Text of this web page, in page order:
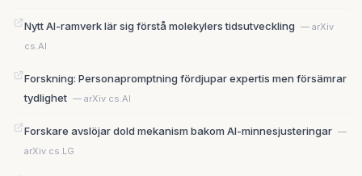
Nytt AI-ramverk lär sig förstå molekylers tidsutveckling — arXiv
cs.AI
Forskning: Personapromptning fördjupar expertis men försämrar
tydlighet — arXiv cs.AI
Forskare avslöjar dold mekanism bakom AI-minnesjusteringar —
arXiv cs.LG